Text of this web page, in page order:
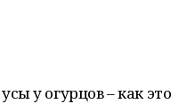
у огурцов – как это